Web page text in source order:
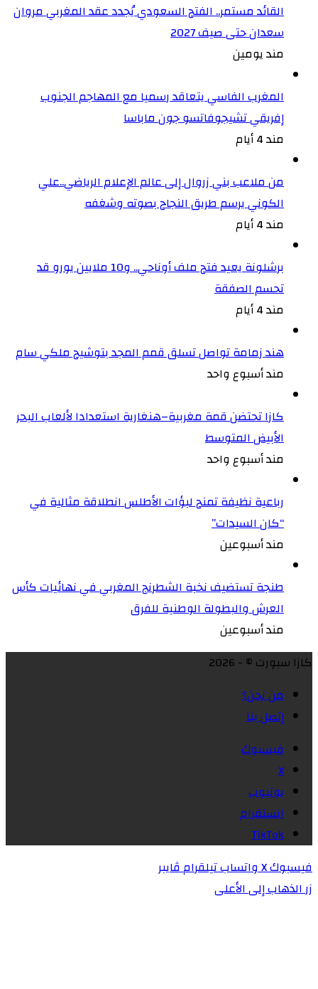
القائد مستمر.. الفتح السعودي يُجدد عقد المغربي مروان
سعدان حتى صيف 2027
مند يومين
المغرب الفاسي يتعاقد رسميا مع المهاجم الجنوب
إفريقي تشيجوفاتسو جون ماباسا
مند 4 أيام
من ملاعب بني زروال إلى عالم الإعلام الرياضي..علي
الكوني يرسم طريق النجاح بصوته وشغفه
مند 4 أيام
برشلونة يعيد فتح ملف أوناحي.. و10 ملايين يورو قد
تحسم الصفقة
مند 4 أيام
هند زمامة تواصل تسلق قمم المجد بتوشيح ملكي سام
مند أسبوع واحد
كازا تحتضن قمة مغربية–هنغارية استعدادا لألعاب البحر
الأبيض المتوسط
مند أسبوع واحد
رباعية نظيفة تمنح لبؤات الأطلس انطلاقة مثالية في
“كان السيدات”
مند أسبوعين
طنجة تستضيف نخبة الشطرنج المغربي في نهائيات كأس
العرش والبطولة الوطنية للفرق
مند أسبوعين
كازا سبورت © - 2026
من نحن؟
إتصل بنا
فيسبوك
X
يوتيوب
انستقرام
‫TikTok
فيسبوكXواتسابتيلقرامڤايبر
زر الذهاب إلى الأعلى